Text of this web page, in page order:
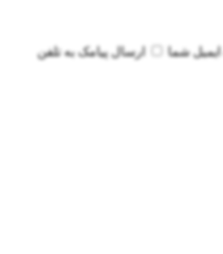
ایمیل شما ارسال پیامک به تلفن